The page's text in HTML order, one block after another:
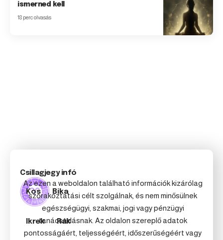
ismerned kell
18 perc olvasás
Csillagjegy infó
Kos Bika
Ikrek Rák
Az ezen a weboldalon található információk kizárólag
szórakoztatási célt szolgálnak, és nem minősülnek
egészségügyi, szakmai, jogi vagy pénzügyi
tanácsadásnak. Az oldalon szereplő adatok
pontosságáért, teljességéért, időszerűségéért vagy